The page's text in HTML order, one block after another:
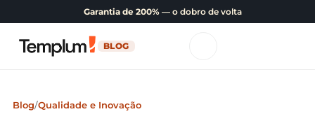
Garantia de 200% — o dobro de volta
BLOG
Blog/Qualidade e Inovação